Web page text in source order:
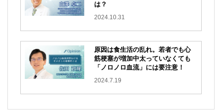
は？
2024.10.31
原因は食生活の乱れ。若者でも心
筋梗塞が増加中太っていなくても
「ノロノロ血流」には要注意！
2024.7.19